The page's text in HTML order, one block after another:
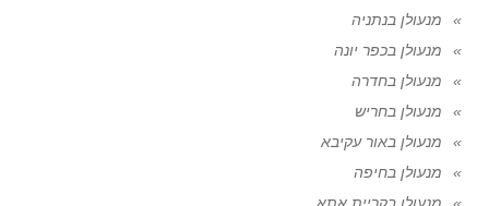
מנעולן בנתניה
מנעולן בכפר יונה
מנעולן בחדרה
מנעולן בחריש
מנעולן באור עקיבא
מנעולן בחיפה